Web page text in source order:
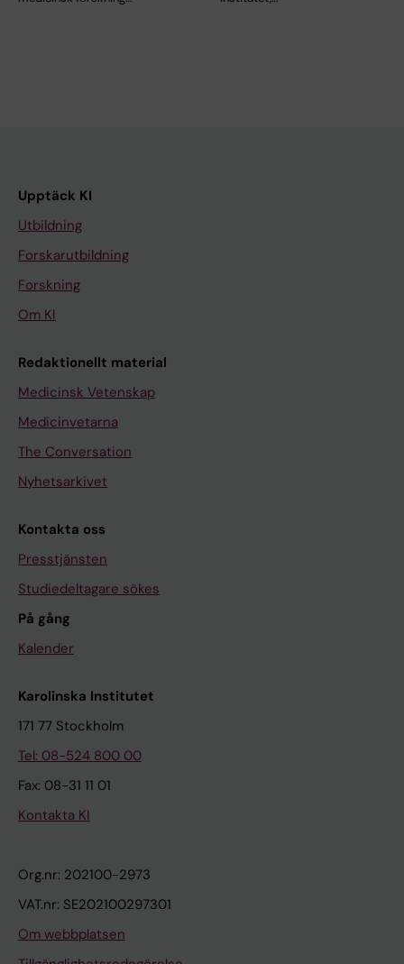
Upptäck KI
Utbildning
Forskarutbildning
Forskning
Om KI
Redaktionellt material
Medicinsk Vetenskap
Medicinvetarna
The Conversation
Nyhetsarkivet
Kontakta oss
Presstjänsten
Studiedeltagare sökes
På gång
Kalender
Karolinska Institutet
171 77 Stockholm
Tel: 08-524 800 00
Fax: 08-31 11 01
Kontakta KI
Org.nr: 202100-2973
VAT.nr: SE202100297301
Om webbplatsen